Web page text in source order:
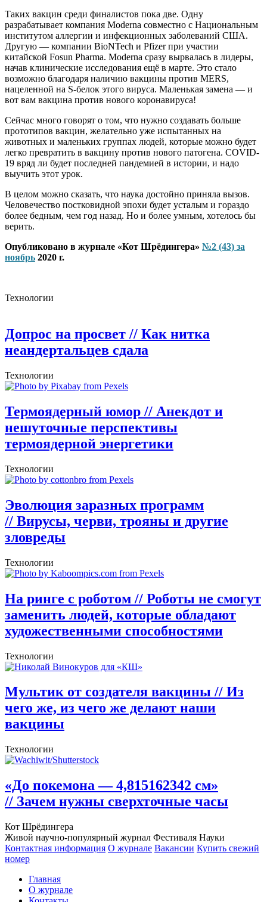
Таких вакцин среди финалистов пока две. Одну
разрабатывает компания Moderna совместно с Национальным
институтом аллергии и инфекционных заболеваний США.
Другую — компании BioNTech и Pfizer при участии
китайской Fosun Pharma. Moderna сразу вырвалась в лидеры,
начав клинические исследования ещё в марте. Это стало
возможно благодаря наличию вакцины против MERS,
нацеленной на S-белок этого вируса. Маленькая замена — и
вот вам вакцина против нового коронавируса!
Сейчас много говорят о том, что нужно создавать больше
прототипов вакцин, желательно уже испытанных на
животных и маленьких группах людей, которые можно будет
легко превратить в вакцину против нового патогена. COVID-
19 вряд ли будет последней пандемией в истории, и надо
выучить этот урок.
В целом можно сказать, что наука достойно приняла вызов.
Человечество постковидной эпохи будет усталым и гораздо
более бедным, чем год назад. Но и более умным, хотелось бы
верить.
Опубликовано в журнале «Кот Шрёдингера» №2 (43) за
ноябрь 2020 г.
Технологии
Допрос на просвет // Как нитка
неандертальцев сдала
Технологии
Термоядерный юмор // Анекдот и
нешуточные перспективы
термоядерной энергетики
Технологии
Эволюция заразных программ
// Вирусы, черви, трояны и другие
зловреды
Технологии
На ринге с роботом // Роботы не смогут
заменить людей, которые обладают
художественными способностями
Технологии
Мультик от создателя вакцины // Из
чего же, из чего же делают наши
вакцины
Технологии
«До покемона — 4,815162342 см»
// Зачем нужны сверхточные часы
Кот Шрёдингера
Живой научно-популярный журнал Фестиваля Науки
Контактная информация О журнале Вакансии Купить свежий
номер
Главная
О журнале